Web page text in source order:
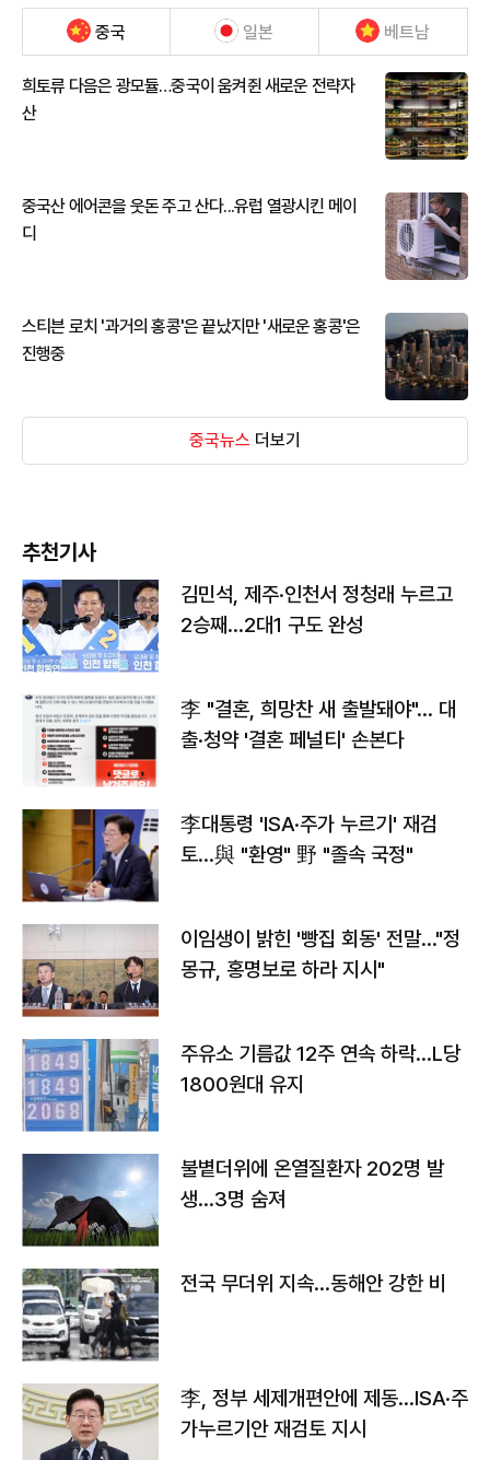
중국 일본 베트남
희토류 다음은 광모듈…중국이 움켜쥔 새로운 전략자
산
중국산 에어콘을 웃돈 주고 산다...유럽 열광시킨 메이
디
스티븐 로치 '과거의 홍콩'은 끝났지만 '새로운 홍콩'은
진행중
중국뉴스 더보기
추천기사
김민석, 제주·인천서 정청래 누르고
2승째…2대1 구도 완성
李 "결혼, 희망찬 새 출발돼야"… 대
출·청약 '결혼 페널티' 손본다
李대통령 'ISA·주가 누르기' 재검
토…與 "환영" 野 "졸속 국정"
이임생이 밝힌 '빵집 회동' 전말…"정
몽규, 홍명보로 하라 지시"
주유소 기름값 12주 연속 하락…L당
1800원대 유지
불볕더위에 온열질환자 202명 발
생…3명 숨져
전국 무더위 지속…동해안 강한 비
李, 정부 세제개편안에 제동…ISA·주
가누르기안 재검토 지시